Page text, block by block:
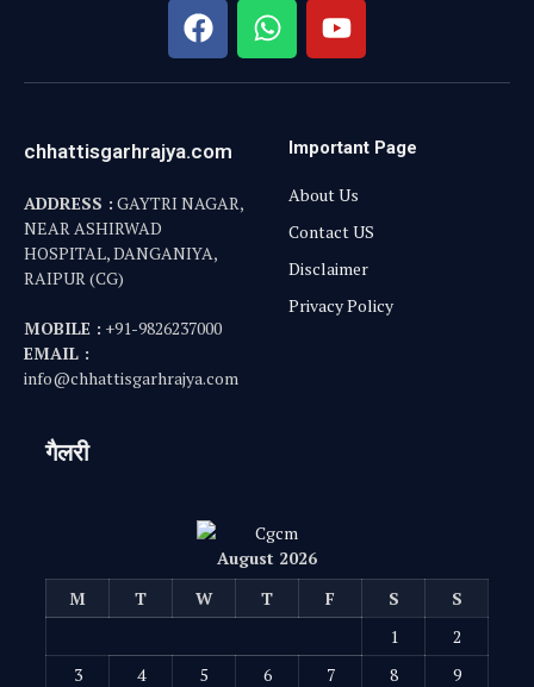
chhattisgarhrajya.com
ADDRESS : GAYTRI NAGAR,
NEAR ASHIRWAD
HOSPITAL, DANGANIYA,
RAIPUR (CG)
MOBILE : +91-9826237000
EMAIL :
info@chhattisgarhrajya.com
Important Page
About Us
Contact US
Disclaimer
Privacy Policy
गैलरी
August 2026
M
T W T F S
S
1
2
3
4 5 6 7 8
9